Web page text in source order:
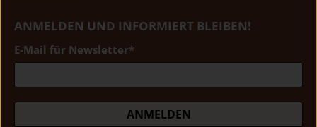
ANMELDEN UND INFORMIERT BLEIBEN!
E-Mail für Newsletter*
ANMELDEN